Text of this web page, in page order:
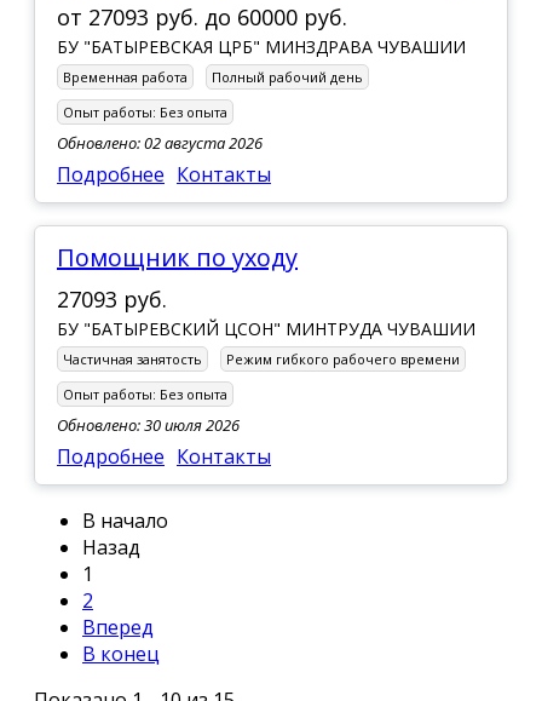
от 27093 руб. до 60000 руб.
БУ "БАТЫРЕВСКАЯ ЦРБ" МИНЗДРАВА ЧУВАШИИ
Временная работа
Полный рабочий день
Опыт работы: Без опыта
Обновлено: 02 августа 2026
Подробнее Контакты
Помощник по уходу
27093 руб.
БУ "БАТЫРЕВСКИЙ ЦСОН" МИНТРУДА ЧУВАШИИ
Частичная занятость
Режим гибкого рабочего времени
Опыт работы: Без опыта
Обновлено: 30 июля 2026
Подробнее Контакты
В начало
Назад
1
2
Вперед
В конец